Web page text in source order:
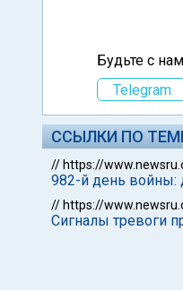
Будьте с
Telegram
ССЫЛКИ ПО
// https://
982-й день войны:
// https://
Сигналы тревоги